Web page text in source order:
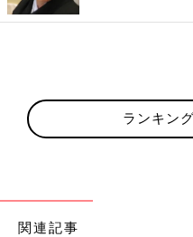
ランキン
関連記事